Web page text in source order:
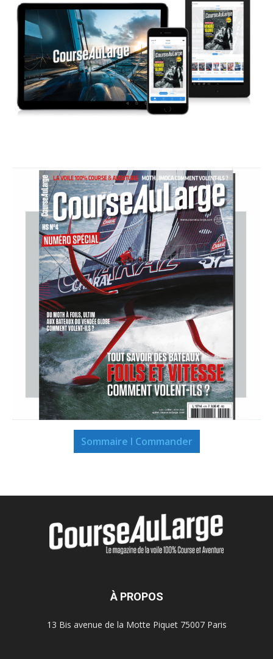
Sommaire I Commander
À PROPOS
13 Bis avenue de la Motte Piquet 75007 Paris